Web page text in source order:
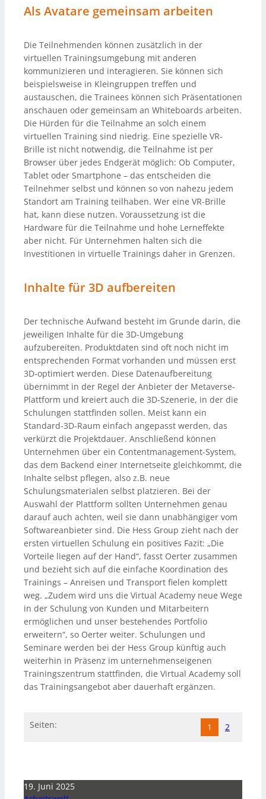
Als Avatare gemeinsam arbeiten
Die Teilnehmenden können zusätzlich in der
virtuellen Trainingsumgebung mit anderen
kommunizieren und interagieren. Sie können sich
beispielsweise in Kleingruppen treffen und
austauschen, die Trainees können sich Präsentationen
anschauen oder gemeinsam an Whiteboards arbeiten.
Die Hürden für die Teilnahme an solch einem
virtuellen Training sind niedrig. Eine spezielle VR-
Brille ist nicht notwendig, die Teilnahme ist per
Browser über jedes Endgerät möglich: Ob Computer,
Tablet oder Smartphone – das entscheiden die
Teilnehmer selbst und können so von nahezu jedem
Standort am Training teilhaben. Wer eine VR-Brille
hat, kann diese nutzen. Voraussetzung ist die
Hardware für die Teilnahme und hohe Lerneffekte
aber nicht. Für Unternehmen halten sich die
Investitionen in virtuelle Trainings daher in Grenzen.
Inhalte für 3D aufbereiten
Der technische Aufwand besteht im Grunde darin, die
jeweiligen Inhalte für die 3D-Umgebung
aufzubereiten. Produktdaten sind oft noch nicht im
entsprechenden Format vorhanden und müssen erst
3D-optimiert werden. Diese Datenaufbereitung
übernimmt in der Regel der Anbieter der Metaverse-
Plattform und kreiert auch die 3D-Szenerie, in der die
Schulungen stattfinden sollen. Meist kann ein
Standard-3D-Raum einfach angepasst werden, das
verkürzt die Projektdauer. Anschließend können
Unternehmen über ein Contentmanagement-System,
das dem Backend einer Internetseite gleichkommt, die
Inhalte selbst pflegen, also z.B. neue
Schulungsmaterialen selbst platzieren. Bei der
Auswahl der Plattform sollten Unternehmen genau
darauf auch achten, weil sie dann unabhängiger vom
Softwareanbieter sind. Die Hess Group zieht nach der
ersten virtuellen Schulung ein positives Fazit: „Die
Vorteile liegen auf der Hand“, fasst Oerter zusammen
und bezieht sich auf die einfache Koordination des
Trainings – Anreisen und Transport fielen komplett
weg. „Zudem wird uns die Virtual Academy neue Wege
in der Schulung von Kunden und Mitarbeitern
ermöglichen und unser bestehendes Portfolio
erweitern“, so Oerter weiter. Schulungen und
Seminare werden bei der Hess Group künftig auch
weiterhin in Präsenz im unternehmenseigenen
Trainingszentrum stattfinden, die Virtual Academy soll
das Trainingsangebot aber dauerhaft ergänzen.
Seiten: 1 2
19. Juni 2025